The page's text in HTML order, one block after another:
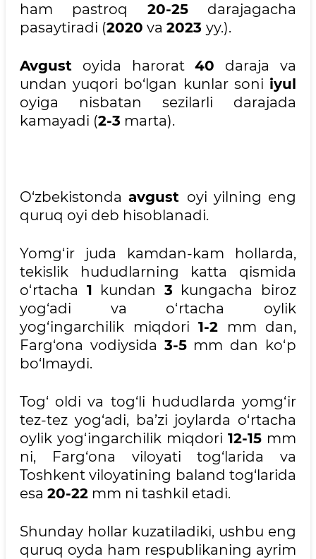
ham pastroq 20-25darajagacha
pasaytiradi (2020 va 2023 yy.).
Avgust oyida harorat40 daraja va
undan yuqori bo‘lgan kunlar soni iyul
oyiga nisbatan sezilarli darajada
kamayadi (2-3 marta).
O‘zbekistondaavgust oyi yilning eng
quruq oyi deb hisoblanadi.
Yomg‘ir juda kamdan-kam hollarda,
tekislik hududlarning katta qismida
o‘rtacha 1 kundan 3 kungacha biroz
yog‘adi va o‘rtacha oylik
yog‘ingarchilik miqdori 1-2 mm dan,
Farg‘ona vodiysida 3-5mm dan ko‘p
bo‘lmaydi.
Tog‘ oldi va tog‘li hududlarda yomg‘ir
tez-tez yog‘adi, ba’zi joylarda o‘rtacha
oylik yog‘ingarchilik miqdori 12-15 mm
ni, Farg‘ona viloyati tog‘larida va
Toshkent viloyatining baland tog‘larida
esa 20-22 mm ni tashkil etadi.
Shunday hollar kuzatiladiki, ushbu eng
quruq oyda ham respublikaning ayrim